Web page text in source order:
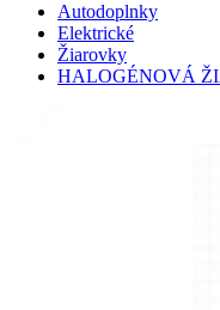
Autodoplnky
Elektrické
Žiarovky
HALOGÉNOVÁ